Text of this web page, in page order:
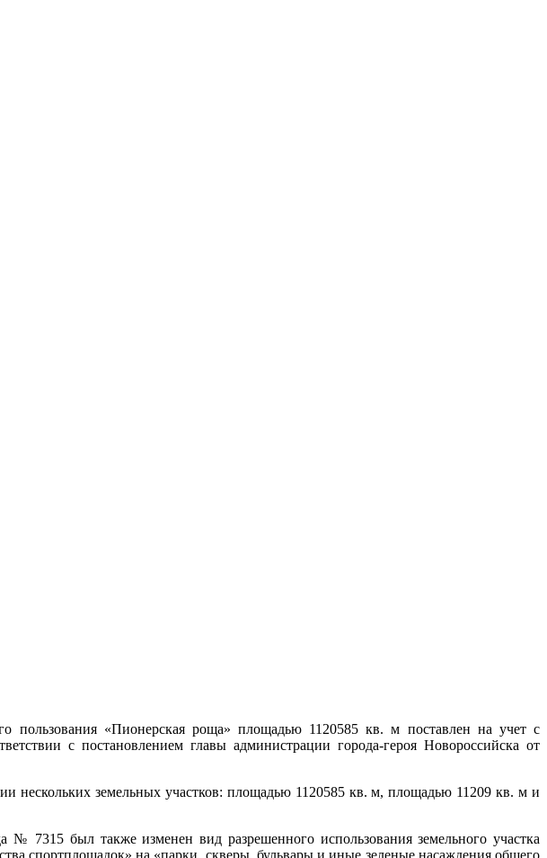
пользования «Пионерская роща» площадью 1120585 кв. м поставлен на учет с
с постановлением главы администрации города-героя Новороссийска от
нескольких земельных участков: площадью 1120585 кв. м, площадью 11209 кв. м и
7315 был также изменен вид разрешенного использования земельного участка
спортплощадок» на «парки, скверы, бульвары и иные зеленые насаждения общего